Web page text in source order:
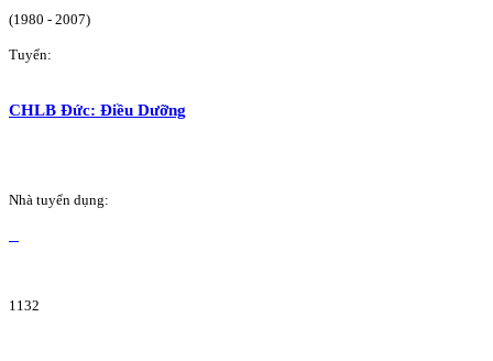
(1980 - 2007)
Tuyển:
CHLB Đức: Điều Dưỡng
Nhà tuyển dụng:
1132